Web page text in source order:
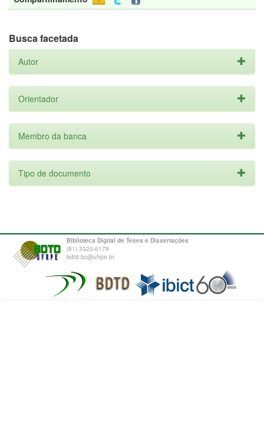
Busca facetada
Autor
Orientador
Membro da banca
Tipo de documento
Biblioteca Digital de Teses e Dissertações
(81) 3320-6179
bdtd.bc@ufrpe.br